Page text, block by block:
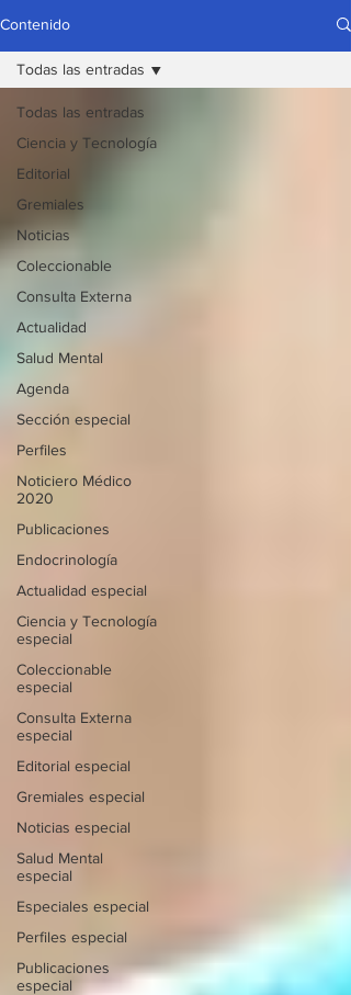
Contenido
Todas las entradas
Ciencia y Tecnología
Editorial
Gremiales
Noticias
Coleccionable
Consulta Externa
Actualidad
Salud Mental
Agenda
Sección especial
Perfiles
Noticiero Médico
2020
Publicaciones
Endocrinología
Actualidad especial
Ciencia y Tecnología
especial
Coleccionable
especial
Consulta Externa
especial
Editorial especial
Gremiales especial
Noticias especial
Salud Mental
especial
Especiales especial
Perfiles especial
Publicaciones
especial
Todas las entradas